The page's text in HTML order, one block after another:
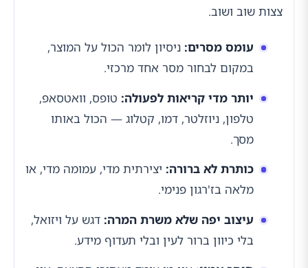
צצות שוב ושוב.
עומס מסרים: ניסיון לומר הכול על המוצר,
במקום לבחור מסר אחד מרכזי.
יותר מדי קריאות לפעולה: טופס, וואטסאפ,
טלפון, ניוזלטר, דמו, קטלוג — הכול באותו
מסך.
כותרת לא ברורה: יצירתית מדי, עמומה מדי, או
מלאה בז'רגון פנימי.
עיצוב יפה שלא משרת המרה: דגש על ויזואל,
בלי כיוון ברור לעין ובלי תעדוף מידע.